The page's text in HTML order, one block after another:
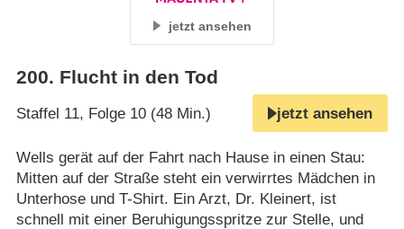
jetzt ansehen
200. Flucht in den Tod
Staffel 11, Folge 10 (48 Min.) jetzt ansehen
Wells gerät auf der Fahrt nach Hause in einen Stau:
Mitten auf der Straße steht ein verwirrtes Mädchen in
Unterhose und T-Shirt. Ein Arzt, Dr. Kleinert, ist
schnell mit einer Beruhigungsspritze zur Stelle, und